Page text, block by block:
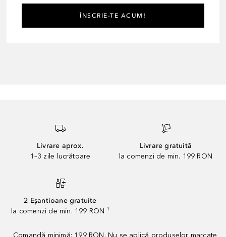
ÎNSCRIE-TE ACUM!
Livrare aprox.
1–3 zile lucrătoare
Livrare gratuită
la comenzi de min. 199 RON
2 Eșantioane gratuite
la comenzi de min. 199 RON ¹
Comandă minimă: 199 RON. Nu se aplică produselor marcate